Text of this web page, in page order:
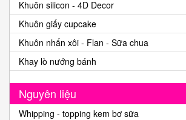
Khuôn silicon - 4D Decor
Khuôn giấy cupcake
Khuôn nhấn xôi - Flan - Sữa chua
Khay lò nướng bánh
Nguyên liệu
Whipping - topping kem bơ sữa